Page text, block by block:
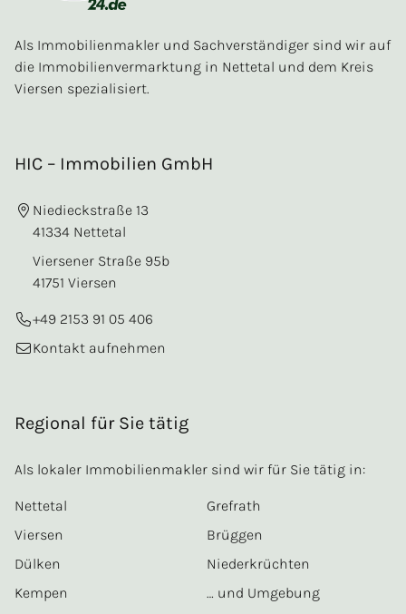
Als Immobilienmakler und Sachverständiger sind wir auf
die Immobilienvermarktung in Nettetal und dem Kreis
Viersen spezialisiert.
HIC – Immobilien GmbH
Niedieckstraße 13
41334 Nettetal
Viersener Straße 95b
41751 Viersen
+49 2153 91 05 406
Kontakt aufnehmen
Regional für Sie tätig
Als lokaler Immobilienmakler sind wir für Sie tätig in:
Nettetal
Viersen
Dülken
Kempen
Grefrath
Brüggen
Niederkrüchten
… und Umgebung